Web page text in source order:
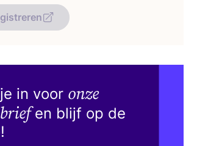
in voor onze
en blijf op de